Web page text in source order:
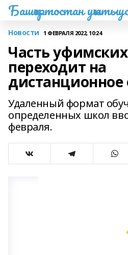
Башҡортостан
Новости 1 ФЕВРАЛЯ 2022, 10:24
Часть
переходит на
дистанционное
Удаленный формат
определенных школ
февраля.